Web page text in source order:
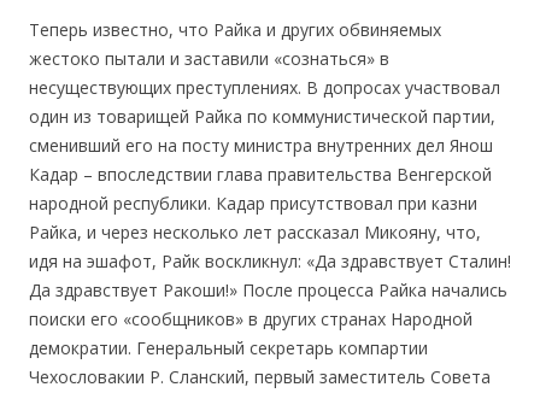
Теперь известно, что Райка и других обвиняемых
жестоко пытали и заставили «сознаться» в
несуществующих преступлениях. В допросах участвовал
один из товарищей Райка по коммунистической партии,
сменивший его на посту министра внутренних дел Янош
Кадар – впоследствии глава правительства Венгерской
народной республики. Кадар присутствовал при казни
Райка, и через несколько лет рассказал Микояну, что,
идя на эшафот, Райк воскликнул: «Да здравствует Сталин!
Да здравствует Ракоши!» После процесса Райка начались
поиски его «сообщников» в других странах Народной
демократии. Генеральный секретарь компартии
Чехословакии Р. Сланский, первый заместитель Совета